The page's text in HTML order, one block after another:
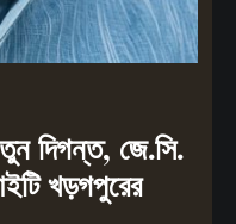
দিগন্ত, জে.সি.
খড়গপুরের